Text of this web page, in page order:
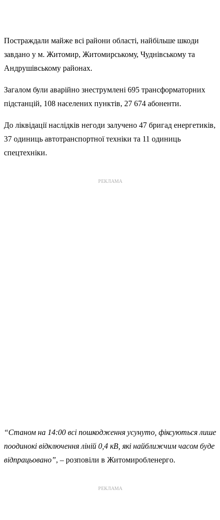
Постраждали майже всі райони області, найбільше шкоди
завдано у м. Житомир, Житомирському, Чуднівському та
Андрушівському районах.
Загалом були аварійно знеструмлені 695 трансформаторних
підстанцій, 108 населених пунктів, 27 674 абоненти.
До ліквідації наслідків негоди залучено 47 бригад енергетиків,
37 одиниць автотранспортної техніки та 11 одиниць
спецтехніки.
РЕКЛАМА
“Станом на 14:00 всі пошкодження усунуто, фіксуються лише
поодинокі відключення ліній 0,4 кВ, які найближчим часом буде
відпрацьовано”, – розповіли в Житомиробленерго.
РЕКЛАМА